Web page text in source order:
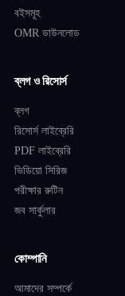
বইসমূহ
OMR ডাউনলোড
ব্লগ ও রিসোর্স
ব্লগ
রিসোর্স লাইব্রেরি
PDF লাইব্রেরি
ভিডিয়ো সিরিজ
পরীক্ষার রুটিন
জব সার্কুলার
কোম্পানি
আমাদের সম্পর্কে